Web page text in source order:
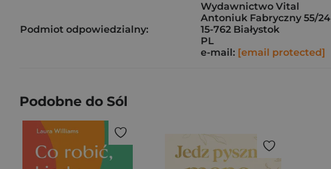
Podmiot odpowiedzialny:
Wydawnictwo Vital
Antoniuk Fabryczny 55/24
15-762 Białystok
PL
e-mail: [email protected]
Podobne do Sól